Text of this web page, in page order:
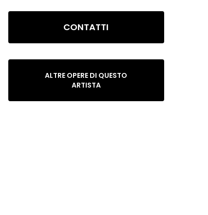
CONTATTI
ALTRE OPERE DI QUESTO
ARTISTA